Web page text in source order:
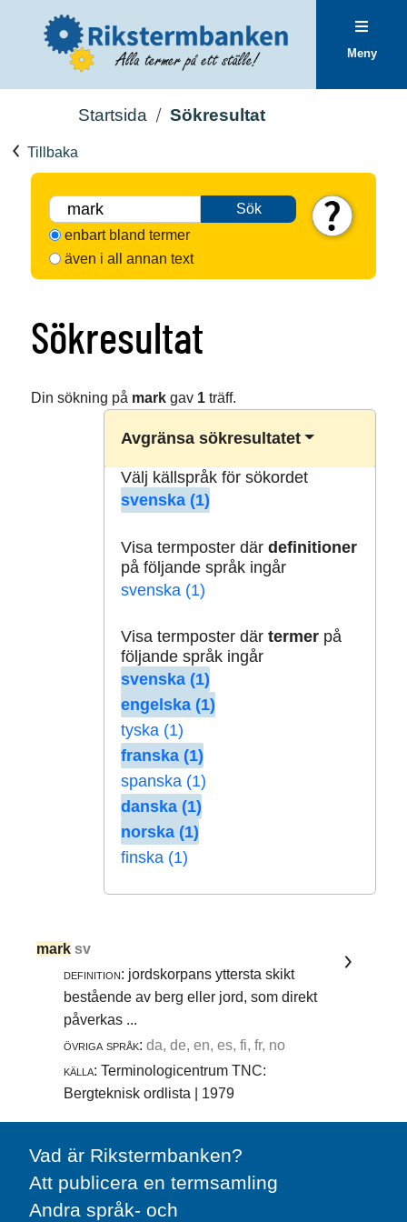
Meny
Startsida Sökresultat
Tillbaka
Sök
enbart bland termer
även i all annan text
Sökresultat
Din sökning på markgav 1träff.
Avgränsa sökresultatet
Välj källspråk för sökordet
svenska (1)
Visa termposter där definitioner
på följande språk ingår
svenska (1)
Visa termposter där termerpå
följande språk ingår
svenska (1)
engelska (1)
tyska (1)
franska (1)
spanska (1)
danska (1)
norska (1)
finska (1)
mark sv
definition: jordskorpans yttersta skikt
bestående av berg eller jord, som direkt
påverkas ...
övriga språk: da, de, en, es, fi, fr, no
källa: Terminologicentrum TNC:
Bergteknisk ordlista | 1979
Vad är Rikstermbanken?
Att publicera en termsamling
Andra språk- och